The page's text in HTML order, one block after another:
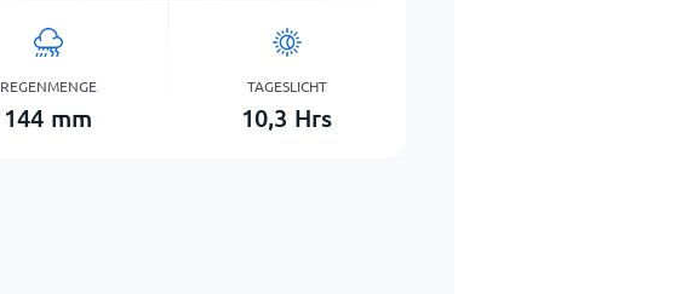
REGENMENGE
144 mm
TAGESLICHT
10,3 Hrs